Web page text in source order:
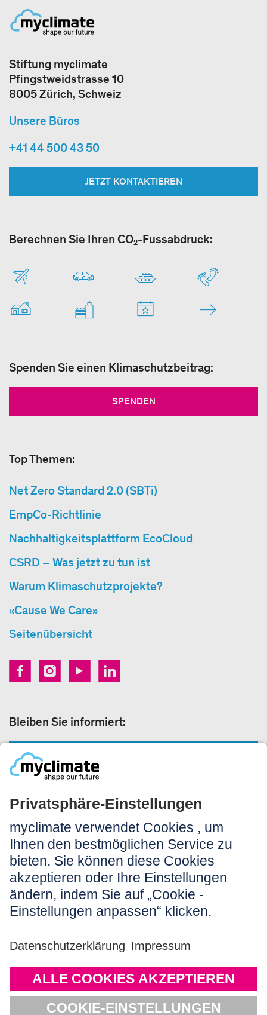
Stiftung myclimate
Pfingstweidstrasse 10
8005 Zürich, Schweiz
Unsere Büros
+41 44 500 43 50
JETZT KONTAKTIEREN
Berechnen Sie Ihren CO₂-Fussabdruck:
Spenden Sie einen Klimaschutzbeitrag:
SPENDEN
Top Themen:
Net Zero Standard 2.0 (SBTi)
EmpCo-Richtlinie
Nachhaltigkeitsplattform EcoCloud
CSRD – Was jetzt zu tun ist
Warum Klimaschutzprojekte?
«Cause We Care»
Seitenübersicht
Bleiben Sie informiert:
Rechtliches:
Impressum
Nutzungshinweis
AGB
Datenschutz
Barrierefreiheit